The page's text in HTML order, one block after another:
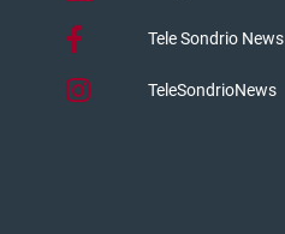
Tele Sondrio News
TeleSondrioNews